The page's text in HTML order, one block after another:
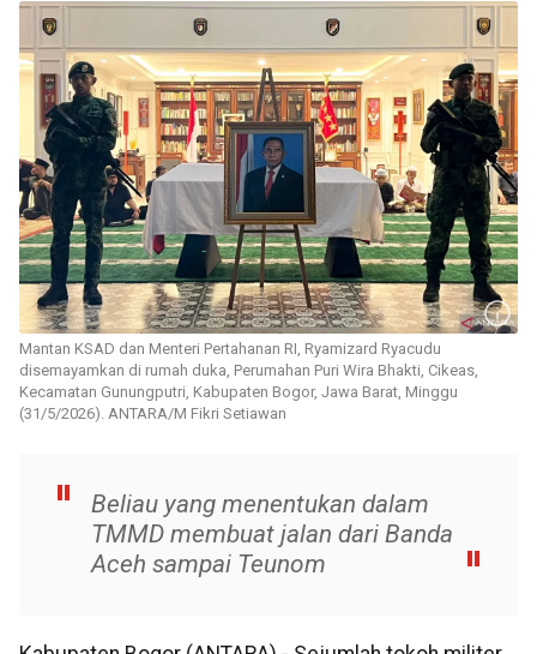
Mantan KSAD dan Menteri Pertahanan RI, Ryamizard Ryacudu
disemayamkan di rumah duka, Perumahan Puri Wira Bhakti, Cikeas,
Kecamatan Gunungputri, Kabupaten Bogor, Jawa Barat, Minggu
(31/5/2026). ANTARA/M Fikri Setiawan
Beliau yang menentukan dalam
TMMD membuat jalan dari Banda
Aceh sampai Teunom